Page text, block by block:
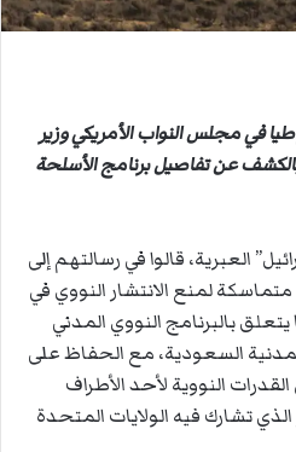
من 30 ديمقراطيا في مجلس النواب الأمريكي وزير
بالكشف عن تفاصيل برنامج الأسلحة
العبرية، قالوا في رسالتهم إلى
لمنع الانتشار النووي في
بالبرنامج النووي المدني
السعودية، مع الحفاظ على
النووية لأحد الأطراف
تشارك فيه الولايات المتحدة